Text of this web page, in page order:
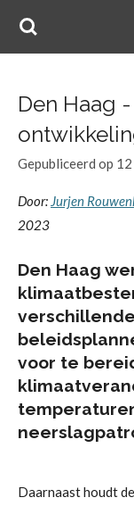
Ga
hoofdinhoud
Den Haag
Gepubliceerd op
Door: Jurjen
2023
Den Haag
voor te
Daarnaast houdt